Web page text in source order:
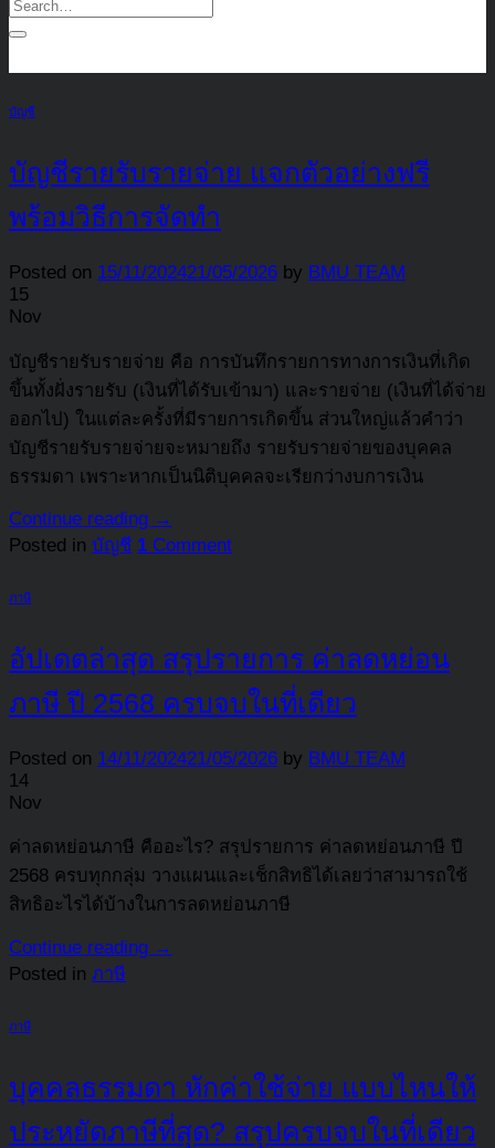
บัญชี
บัญชีรายรับรายจ่าย แจกตัวอย่างฟรี
พร้อมวิธีการจัดทำ
Posted on 15/11/202421/05/2026 by BMU TEAM
15
Nov
บัญชีรายรับรายจ่าย คือ การบันทึกรายการทางการเงินที่เกิด
ขึ้นทั้งฝั่งรายรับ (เงินที่ได้รับเข้ามา) และรายจ่าย (เงินที่ได้จ่าย
ออกไป) ในแต่ละครั้งที่มีรายการเกิดขึ้น ส่วนใหญ่แล้วคำว่า
บัญชีรายรับรายจ่ายจะหมายถึง รายรับรายจ่ายของบุคคล
ธรรมดา เพราะหากเป็นนิติบุคคลจะเรียกว่างบการเงิน
Continue reading →
Posted in บัญชี 1 Comment
ภาษี
อัปเดตล่าสุด สรุปรายการ ค่าลดหย่อน
ภาษี ปี 2568 ครบจบในที่เดียว
Posted on 14/11/202421/05/2026 by BMU TEAM
14
Nov
ค่าลดหย่อนภาษี คืออะไร? สรุปรายการ ค่าลดหย่อนภาษี ปี
2568 ครบทุกกลุ่ม วางแผนและเช็กสิทธิได้เลยว่าสามารถใช้
สิทธิอะไรได้บ้างในการลดหย่อนภาษี
Continue reading →
Posted in ภาษี
ภาษี
บุคคลธรรมดา หักค่าใช้จ่าย แบบไหนให้
ประหยัดภาษีที่สุด? สรุปครบจบในที่เดียว